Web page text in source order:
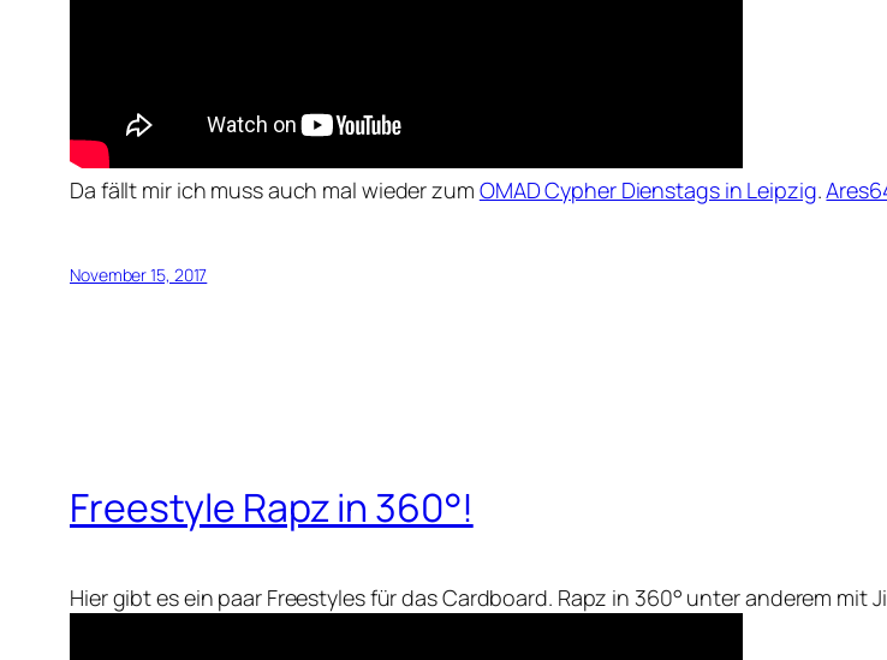
Da fällt mir ich muss auch mal wieder zum OMAD Cypher Dienstags in Leipzig.
November 15, 2017
Freestyle Rapz in 360°!
Hier gibt es ein paar Freestyles für das Cardboard. Rapz in 360° unter anderem mit